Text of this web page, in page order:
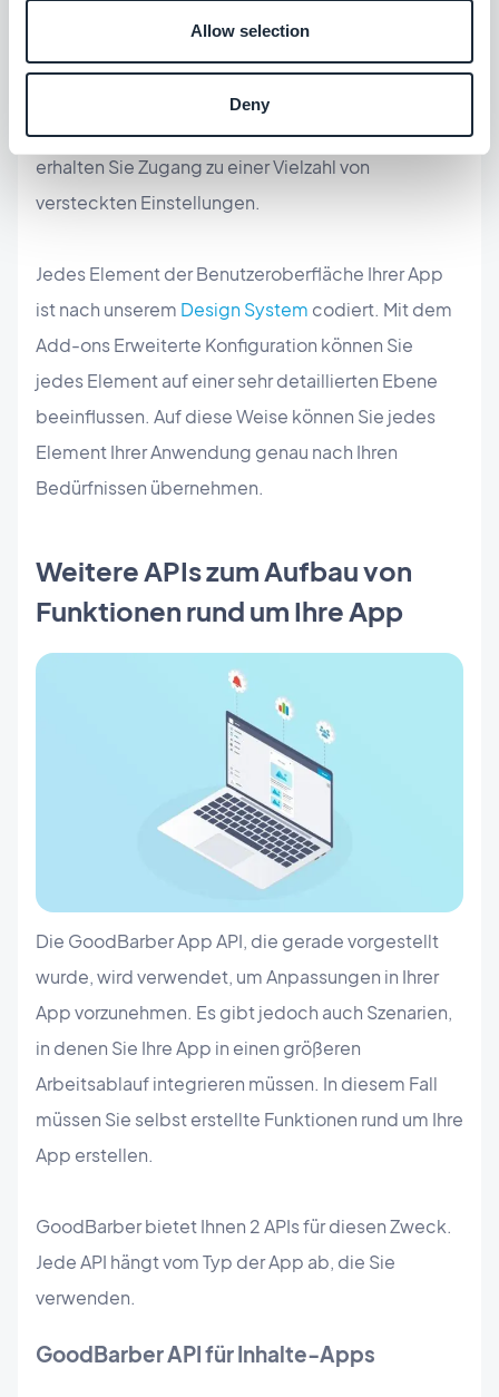
Allow selection
Deny
Anpassung, die nicht im Backoffice angezeigt
werden, nicht nutzen können. Im Gegenteil: Wenn
Sie bereit sind, den Schritt zum Experten zu wagen,
installieren Sie das Add-onsErweiterte Editionund
erhalten Sie Zugang zu einer Vielzahl von
versteckten Einstellungen.
Jedes Element der Benutzeroberfläche Ihrer App
ist nach unserem Design System codiert. Mit dem
Add-ons Erweiterte Konfiguration können Sie
jedes Element auf einer sehr detaillierten Ebene
beeinflussen. Auf diese Weise können Sie jedes
Element Ihrer Anwendung genau nach Ihren
Bedürfnissen übernehmen.
Weitere APIs zum Aufbau von
Funktionen rund um Ihre App
Die GoodBarber App API, die gerade vorgestellt
wurde, wird verwendet, um Anpassungen in Ihrer
App vorzunehmen. Es gibt jedoch auch Szenarien,
in denen Sie Ihre App in einen größeren
Arbeitsablauf integrieren müssen. In diesem Fall
müssen Sie selbst erstellte Funktionen rund um Ihre
App erstellen.
GoodBarber bietet Ihnen 2 APIs für diesen Zweck.
Jede API hängt vom Typ der App ab, die Sie
verwenden.
GoodBarber API für Inhalte-Apps